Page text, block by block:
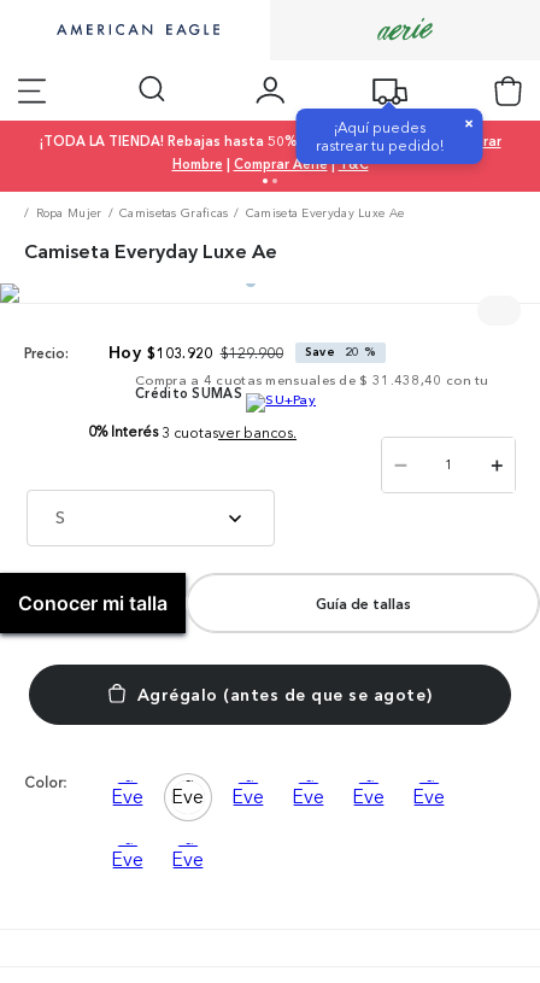
¡Aquí puedes
rastrear tu pedido!
×
¡TODA LA TIENDA! Rebajas hasta 50% OFF |Comprar Mujer|
Comprar
Hombre | Comprar Aerie|T&C
Ropa Mujer Camisetas Graficas Camiseta Everyday Luxe Ae
Camiseta Everyday Luxe Ae
Precio: $103. 920 $129.900 Save 20 %
Compra a 4 cuotas mensuales de $ 31.438,40 con tu
Crédito SUMAS
0% Interés 3 cuotasver bancos.
S
＋
－
Conocer mi talla Guía de tallas
Color: